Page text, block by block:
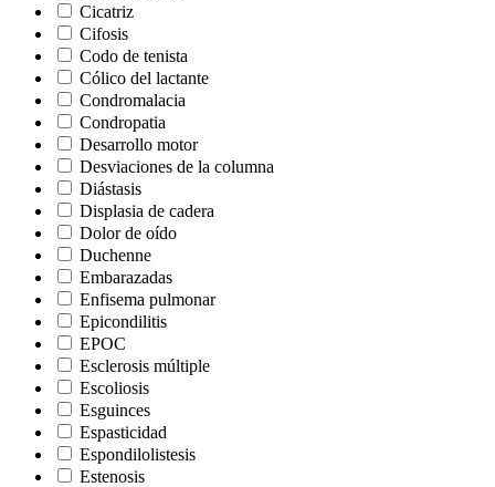
Cicatriz
Cifosis
Codo de tenista
Cólico del lactante
Condromalacia
Condropatia
Desarrollo motor
Desviaciones de la columna
Diástasis
Displasia de cadera
Dolor de oído
Duchenne
Embarazadas
Enfisema pulmonar
Epicondilitis
EPOC
Esclerosis múltiple
Escoliosis
Esguinces
Espasticidad
Espondilolistesis
Estenosis